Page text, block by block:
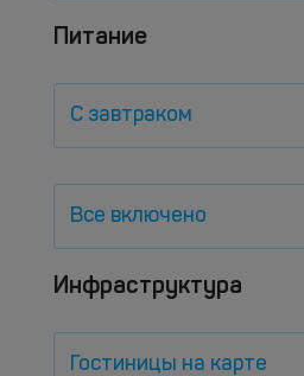
Питание
С завтраком
Все включено
Инфраструктура
Гостиницы на карте